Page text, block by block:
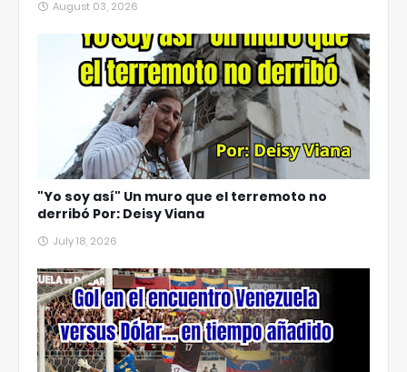
August 03, 2026
"Yo soy así" Un muro que el terremoto no
derribó Por: Deisy Viana
July 18, 2026